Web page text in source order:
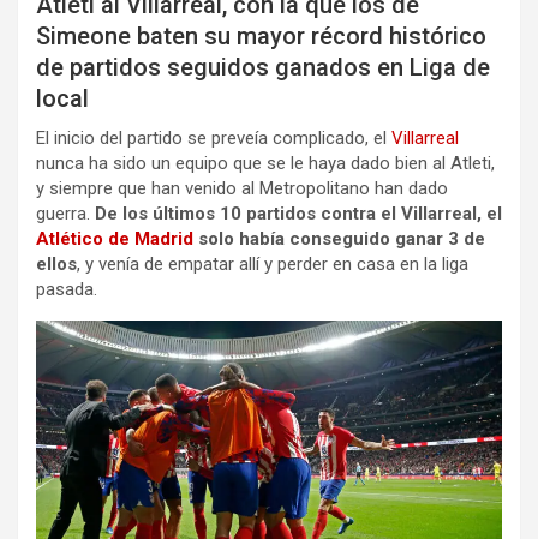
Simeone baten su mayor récord histórico
de partidos seguidos ganados en Liga de
local
El inicio del partido se preveía complicado, el Villarreal
nunca ha sido un equipo que se le haya dado bien al Atleti,
y siempre que han venido al Metropolitano han dado
guerra. De los últimos 10 partidos contra el Villarreal, el
Atlético de Madrid solo había conseguido ganar 3 de
ellos, y venía de empatar allí y perder en casa en la liga
pasada.